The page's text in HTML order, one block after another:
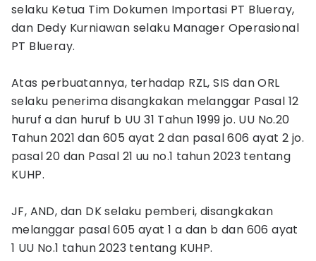
selaku Ketua Tim Dokumen Importasi PT Blueray,
dan Dedy Kurniawan selaku Manager Operasional
PT Blueray.
Atas perbuatannya, terhadap RZL, SIS dan ORL
selaku penerima disangkakan melanggar Pasal 12
huruf a dan huruf b UU 31 Tahun 1999 jo. UU No.20
Tahun 2021 dan 605 ayat 2 dan pasal 606 ayat 2 jo.
pasal 20 dan Pasal 21 uu no.1 tahun 2023 tentang
KUHP.
JF, AND, dan DK selaku pemberi, disangkakan
melanggar pasal 605 ayat 1 a dan b dan 606 ayat
1 UU No.1 tahun 2023 tentang KUHP.